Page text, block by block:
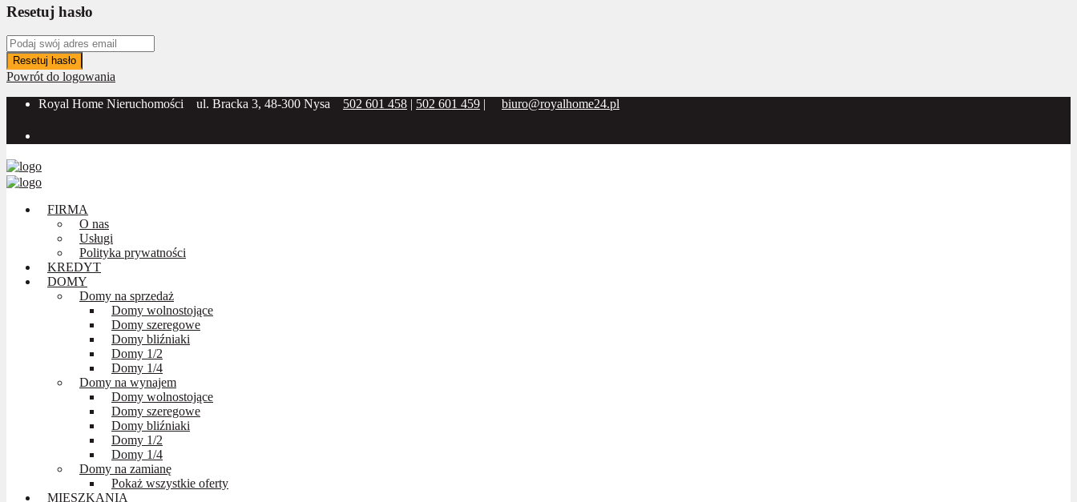
Resetuj hasło
Resetuj hasło
Powrót do logowania
Royal Home Nieruchomości
ul. Bracka 3, 48-300 Nysa 502 601 458 | 502 601 459 | biuro@royalhome24.pl
FIRMA
O nas
Usługi
Polityka prywatności
KREDYT
DOMY
Domy na sprzedaż
Domy wolnostojące
Domy szeregowe
Domy bliźniaki
Domy 1/2
Domy 1/4
Domy na wynajem
Domy wolnostojące
Domy szeregowe
Domy bliźniaki
Domy 1/2
Domy 1/4
Domy na zamianę
Pokaż wszystkie oferty
MIESZKANIA